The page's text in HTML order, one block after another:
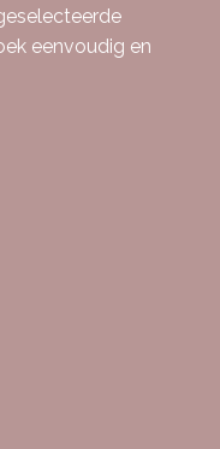
eenvoudig en